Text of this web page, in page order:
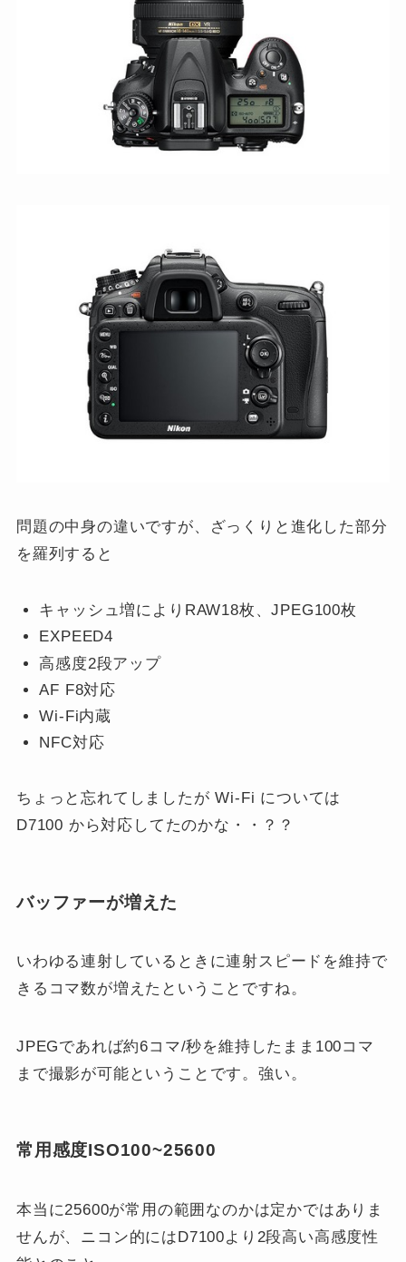
問題の中身の違いですが、ざっくりと進化した部分
を羅列すると
キャッシュ増によりRAW18枚、JPEG100枚
EXPEED4
高感度2段アップ
AF F8対応
Wi-Fi内蔵
NFC対応
ちょっと忘れてしましたが Wi-Fi については
D7100 から対応してたのかな・・？？
バッファーが増えた
いわゆる連射しているときに連射スピードを維持で
きるコマ数が増えたということですね。
JPEGであれば約6コマ/秒を維持したまま100コマ
まで撮影が可能ということです。強い。
常用感度ISO100~25600
本当に25600が常用の範囲なのかは定かではありま
せんが、ニコン的にはD7100より2段高い高感度性